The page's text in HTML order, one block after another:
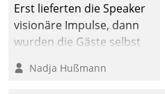
Erst lieferten die Speaker
visionäre Impulse, dann
wurden die Gäste selbst
methodisch
Nadja Hußmann